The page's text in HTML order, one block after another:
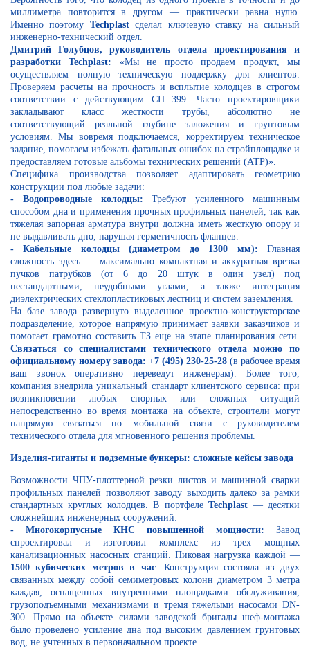
миллиметра повторится в другом — практически равна нулю.
Именно поэтому Techplastсделал ключевую ставку на сильный
инженерно-технический отдел.
Дмитрий Голубцов, руководитель отдела проектирования и
разработки Techplast: «Мы не просто продаем продукт, мы
осуществляем полную техническую поддержку для клиентов.
Проверяем расчеты на прочность и всплытие колодцев в строгом
соответствии с действующим СП 399. Часто проектировщики
закладывают класс жесткости трубы, абсолютно не
соответствующий реальной глубине заложения и грунтовым
условиям. Мы вовремя подключаемся, корректируем техническое
задание, помогаем избежать фатальных ошибок на стройплощадке и
предоставляем готовые альбомы технических решений (АТР)».
Специфика производства позволяет адаптировать геометрию
конструкции под любые задачи:
- Водопроводные колодцы:Требуют усиленного машинным
способом дна и применения прочных профильных панелей, так как
тяжелая запорная арматура внутри должна иметь жесткую опору и
не выдавливать дно, нарушая герметичность фланцев.
- Кабельные колодцы (диаметром до 1300 мм): Главная
сложность здесь — максимально компактная и аккуратная врезка
пучков патрубков (от 6 до 20 штук в один узел) под
нестандартными, неудобными углами, а также интеграция
диэлектрических стеклопластиковых лестниц и систем заземления.
На базе завода развернуто выделенное проектно-конструкторское
подразделение, которое напрямую принимает заявки заказчиков и
помогает грамотно составить ТЗ еще на этапе планирования сети.
Связаться со специалистами технического отдела можно по
официальному номеру завода: +7 (495) 230-25-28 (в рабочее время
ваш звонок оперативно переведут инженерам). Более того,
компания внедрила уникальный стандарт клиентского сервиса: при
возникновении любых спорных или сложных ситуаций
непосредственно во время монтажа на объекте, строители могут
напрямую связаться по мобильной связи с руководителем
технического отдела для мгновенного решения проблемы.
Изделия-гиганты и подземные бункеры: сложные кейсы завода
Возможности ЧПУ-плоттерной резки листов и машинной сварки
профильных панелей позволяют заводу выходить далеко за рамки
стандартных круглых колодцев. В портфелеTechplast — десятки
сложнейших инженерных сооружений:
- Многокорпусные КНС повышенной мощности: Завод
спроектировал и изготовил комплекс из трех мощных
канализационных насосных станций. Пиковая нагрузка каждой —
1500 кубических метров в час. Конструкция состояла из двух
связанных между собой семиметровых колонн диаметром 3 метра
каждая, оснащенных внутренними площадками обслуживания,
грузоподъемными механизмами и тремя тяжелыми насосами DN-
300. Прямо на объекте силами заводской бригады шеф-монтажа
было проведено усиление дна под высоким давлением грунтовых
вод, не учтенных в первоначальном проекте.